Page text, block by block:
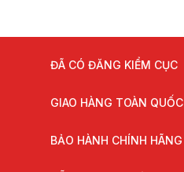
ĐÃ CÓ ĐĂNG KIỂM CỤC
GIAO HÀNG TOÀN QUỐC
BẢO HÀNH CHÍNH HÃNG